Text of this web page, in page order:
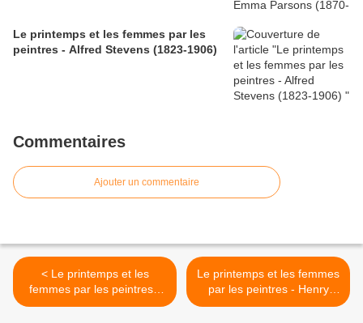
Le printemps et les femmes par les
peintres - Alfred Stevens (1823-1906)
Commentaires
Ajouter un commentaire
< Le printemps et les
femmes par les peintres -
Hans Zatzka (1859-1945)
Le printemps et les femmes
par les peintres - Henry
Hutt (1875-1950) >